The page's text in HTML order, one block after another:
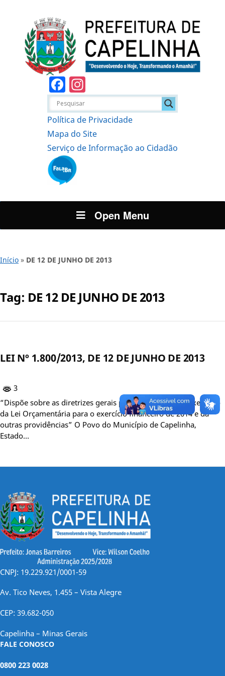
Facebook
Política de Privacidade
Mapa do Site
Serviço de Informação ao Cidadão
Open Menu
Início » DE 12 DE JUNHO DE 2013
Tag: DE 12 DE JUNHO DE 2013
LEI Nº 1.800/2013, DE 12 DE JUNHO DE 2013
3
“Dispõe sobre as diretrizes gerais para a elaboração e execução
da Lei Orçamentária para o exercício financeiro de 2014 e dá
outras providências” O Povo do Município de Capelinha,
Estado…
CNPJ: 19.229.921/0001-59
Av. Tico Neves, 1.455 – Vista Alegre
CEP: 39.682-050
Capelinha – Minas Gerais
FALE CONOSCO
0800 223 0028